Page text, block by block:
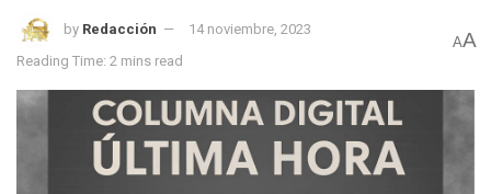
by Redacción
14 noviembre, 2023
Reading Time: 2 mins read
AA